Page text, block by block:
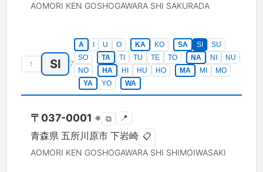
AOMORI KEN GOSHOGAWARA SHI SAKURADA
↑ SI 7
A U O KA KO SA SI
SU
SO
TA TI TU TE TO NA NI
NU
NO
HA HI HU HO MA MI
MO
YA
YO WA
〒 037-0001 ※ ⧉ 📍
青森県 五所川原市 下岩崎 📋
AOMORI KEN GOSHOGAWARA SHI SHIMOIWASAKI